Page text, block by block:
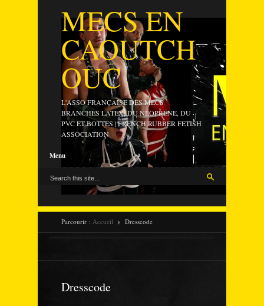
MECS EN
CAOUTCH
OUC
L'ASSO FRANÇAISE DES MECS
BRANCHÉS LATEX, DU NÉOPRÈNE, DU
PVC ET BOTTES | FRENCH RUBBER FETISH
ASSOCIATION
Menu
Parcourir : Accueil Dresscode
Dresscode